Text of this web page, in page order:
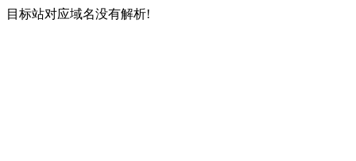
目标站对应域名没有解析!